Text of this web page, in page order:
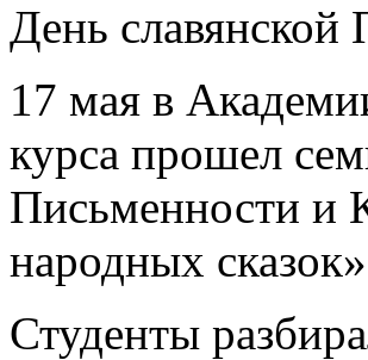
День
17 мая в
курса прошел
Письменности и
народных
Студенты